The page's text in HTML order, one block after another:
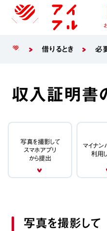
借りるとき 必
収入証明書
写真を撮影して
スマホアプリ
から提出
マイナン
利用
写真を撮影して